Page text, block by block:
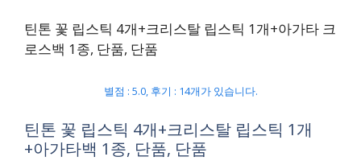
틴톤 꽃 립스틱 4개+크리스탈 립스틱 1개+아가타 크
로스백 1종, 단품, 단품
별점 : 5.0, 후기 : 14개가 있습니다.
틴톤 꽃 립스틱 4개+크리스탈 립스틱 1개
+아가타백 1종, 단품, 단품